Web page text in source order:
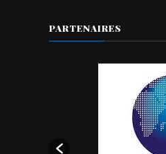
PARTENAIRES